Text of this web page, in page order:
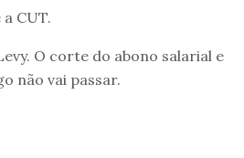
CUT.
O corte do abono salarial e
não vai passar.